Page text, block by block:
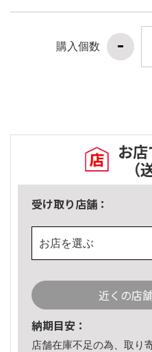
購入個数
お
（
受け取り店舗：
お店を選ぶ
近くの店
納期目安：
店舗在庫不足の為、取り